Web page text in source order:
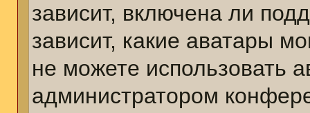
зависит, включена ли
зависит, какие аватары
не можете использовать
администратором